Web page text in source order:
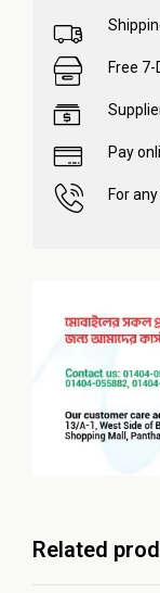
Free
Pay
For
Related